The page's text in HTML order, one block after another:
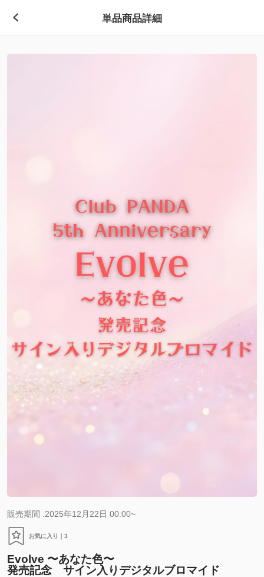
単品商品詳細
販売期間 :2025年12月22日 00:00~
お気に入り｜ 3
Evolve 〜あなた色〜
発売記念 サイン入りデジタルブロマイド